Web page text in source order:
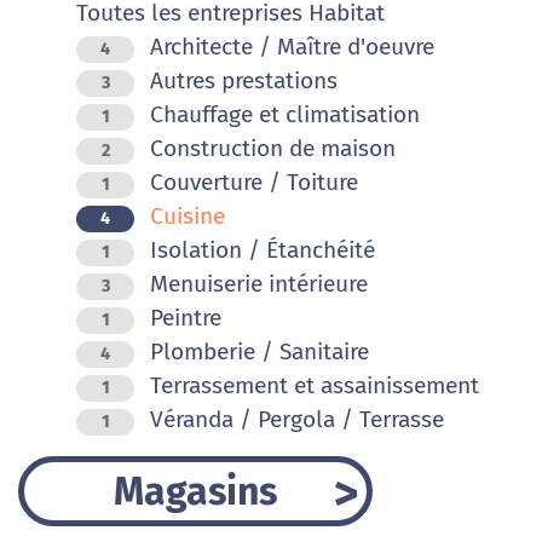
Toutes les entreprises Habitat
4 Architecte / Maître d'oeuvre
3 Autres prestations
1 Chauffage et climatisation
2 Construction de maison
1 Couverture / Toiture
4 Cuisine
1 Isolation / Étanchéité
3 Menuiserie intérieure
1 Peintre
4 Plomberie / Sanitaire
1 Terrassement et assainissement
1 Véranda / Pergola / Terrasse
Magasins